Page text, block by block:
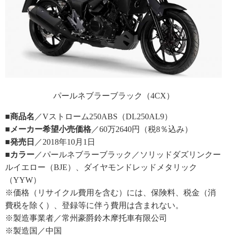
パールネブラーブラック（4CX）
■商品名 ／Vストローム250ABS（DL250AL9）
■メーカー希望小売価格／60万2640円（税8％込み）
■発売日 ／2018年10月1日
■カラー／パールネブラーブラック／ソリッドダズリンクー
ルイエロー（BJE）、ダイヤモンドレッドメタリック
（YYW）
※価格（リサイクル費用を含む）には、保険料、税金（消
費税を除く）、登録等に伴う費用は含まれない。
※製造事業者／常州豪爵鈴木摩托車有限公司
※製造国／中国